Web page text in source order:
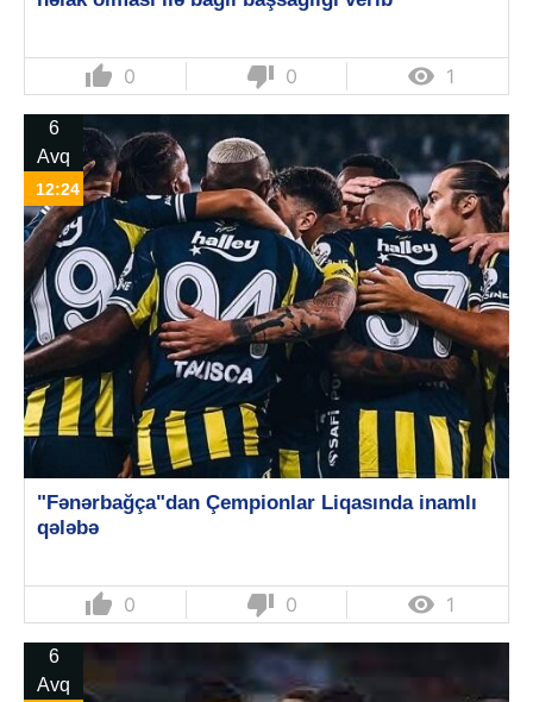
thumb_up 0 thumb_down 0  1
6
Avq
12:24
"Fənərbağça"dan Çempionlar Liqasında inamlı
qələbə
thumb_up 0 thumb_down 0  1
6
Avq